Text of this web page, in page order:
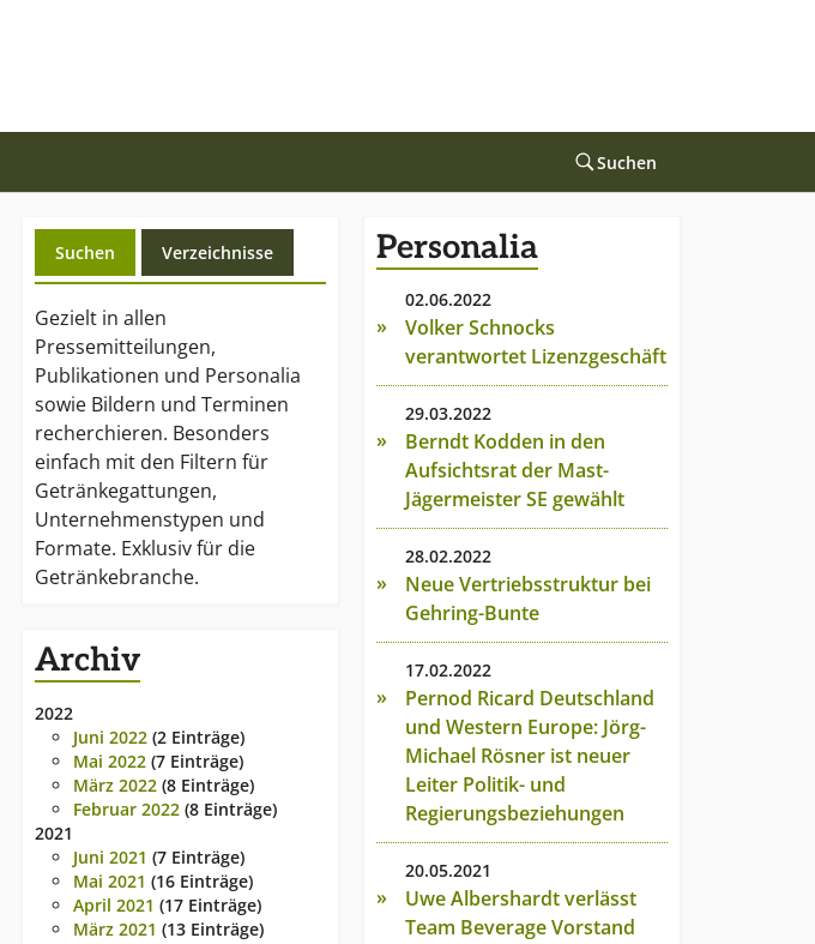
Suchen
Suchen Verzeichnisse
Gezielt in allen
Pressemitteilungen,
Publikationen und Personalia
sowie Bildern und Terminen
recherchieren. Besonders
einfach mit den Filtern für
Getränkegattungen,
Unternehmenstypen und
Formate. Exklusiv für die
Getränkebranche.
Archiv
2022
Juni 2022 (2 Einträge)
Mai 2022 (7 Einträge)
März 2022 (8 Einträge)
Februar 2022 (8 Einträge)
2021
Juni 2021 (7 Einträge)
Mai 2021 (16 Einträge)
April 2021 (17 Einträge)
März 2021 (13 Einträge)
Personalia
02.06.2022
Volker Schnocks
verantwortet Lizenzgeschäft
29.03.2022
Berndt Kodden in den
Aufsichtsrat der Mast-
Jägermeister SE gewählt
28.02.2022
Neue Vertriebsstruktur bei
Gehring-Bunte
17.02.2022
Pernod Ricard Deutschland
und Western Europe: Jörg-
Michael Rösner ist neuer
Leiter Politik- und
Regierungsbeziehungen
20.05.2021
Uwe Albershardt verlässt
Team Beverage Vorstand